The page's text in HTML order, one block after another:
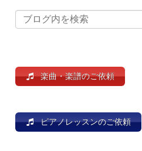
楽曲・楽譜のご依頼
ピアノレッスンのご依頼